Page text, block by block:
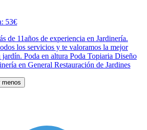
53€
de 11años de experiencia en Jardinería.
los servicios y te valoramos la mejor
jardín. Poda en altura Poda Topiaria Diseño
en General Restauración de Jardines
menos